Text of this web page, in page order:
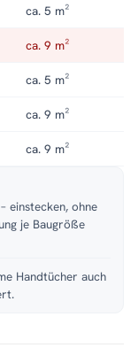
ca. 5 m²
ca. 9 m²
ca. 5 m²
ca. 9 m²
ca. 9 m²
– einstecken, ohne
je Baugröße
Handtücher auch